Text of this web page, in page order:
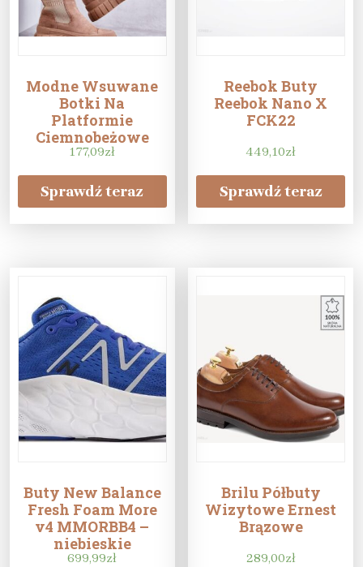
Modne Wsuwane
Botki Na
Platformie
Ciemnobeżowe
Jenna
177,09zł
Sprawdź teraz
Reebok Buty
Reebok Nano X
FCK22
449,10zł
Sprawdź teraz
Buty New Balance
Fresh Foam More
v4 MMORBB4 –
niebieskie
699,99zł
Brilu Półbuty
Wizytowe Ernest
Brązowe
289,00zł